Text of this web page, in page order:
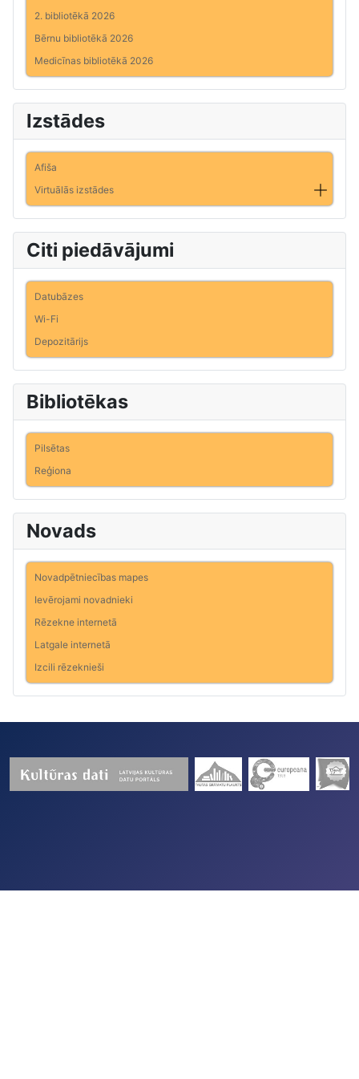
2. bibliotēkā 2026
Bērnu bibliotēkā 2026
Medicīnas bibliotēkā 2026
Izstādes
Afiša
Virtuālās izstādes
Citi piedāvājumi
Datubāzes
Wi-Fi
Depozitārijs
Bibliotēkas
Pilsētas
Reģiona
Novads
Novadpētniecības mapes
Ievērojami novadnieki
Rēzekne internetā
Latgale internetā
Izcili rēzeknieši